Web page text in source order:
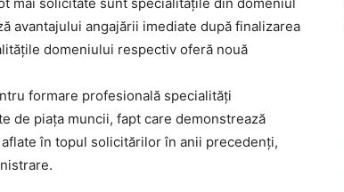
avantajului angajării imediate după finalizarea
domeniului respectiv oferă nouă
formare profesională specialități
de piața muncii, fapt care demonstrează
în topul solicitărilor în anii precedenți,